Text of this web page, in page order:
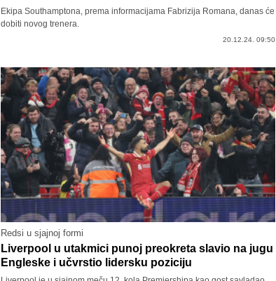
Ekipa Southamptona, prema informacijama Fabrizija Romana, danas će
dobiti novog trenera.
20.12.24. 09:50
Redsi u sjajnoj formi
Liverpool u utakmici punoj preokreta slavio na jugu
Engleske i učvrstio lidersku poziciju